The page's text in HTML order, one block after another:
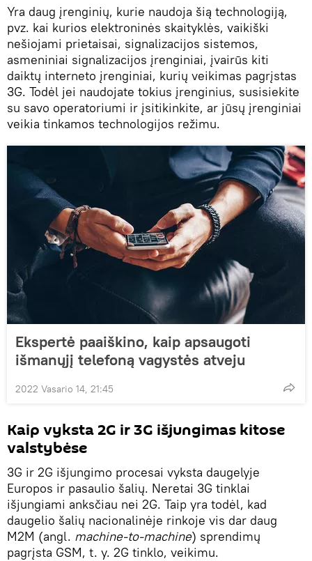
Yra daug įrenginių, kurie naudoja šią technologiją,
pvz. kai kurios elektroninės skaityklės, vaikiški
nešiojami prietaisai, signalizacijos sistemos,
asmeniniai signalizacijos įrenginiai, įvairūs kiti
daiktų interneto įrenginiai, kurių veikimas pagrįstas
3G. Todėl jei naudojate tokius įrenginius, susisiekite
su savo operatoriumi ir įsitikinkite, ar jūsų įrenginiai
veikia tinkamos technologijos režimu.
Ekspertė paaiškino, kaip apsaugoti
išmanųjį telefoną vagystės atveju
2022 Vasario 14, 21:45
Kaip vyksta 2G ir 3G išjungimas kitose
valstybėse
3G ir 2G išjungimo procesai vyksta daugelyje
Europos ir pasaulio šalių. Neretai 3G tinklai
išjungiami anksčiau nei 2G. Taip yra todėl, kad
daugelio šalių nacionalinėje rinkoje vis dar daug
M2M (angl. machine-to-machine) sprendimų
pagrįsta GSM, t. y. 2G tinklo, veikimu.